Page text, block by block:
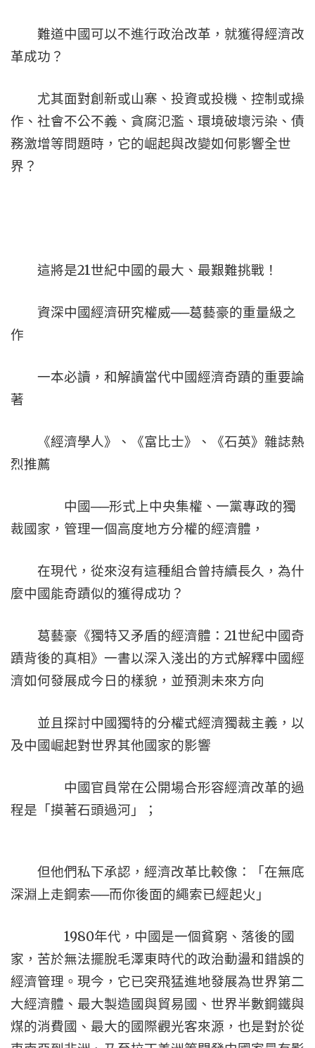
難道中國可以不進行政治改革，就獲得經濟改
革成功？
尤其面對創新或山寨、投資或投機、控制或操
作、社會不公不義、貪腐氾濫、環境破壞污染、債
務激增等問題時，它的崛起與改變如何影響全世
界？
這將是21世紀中國的最大、最艱難挑戰！
資深中國經濟研究權威──葛藝豪的重量級之
作
一本必讀，和解讀當代中國經濟奇蹟的重要論
著
《經濟學人》、《富比士》、《石英》雜誌熱
烈推薦
中國──形式上中央集權、一黨專政的獨
裁國家，管理一個高度地方分權的經濟體，
在現代，從來沒有這種組合曾持續長久，為什
麼中國能奇蹟似的獲得成功？
葛藝豪《獨特又矛盾的經濟體： 21世紀中國奇
蹟背後的真相》一書以深入淺出的方式解釋中國經
濟如何發展成今日的樣貌，並預測未來方向
並且探討中國獨特的分權式經濟獨裁主義，以
及中國崛起對世界其他國家的影響
中國官員常在公開場合形容經濟改革的過
程是「摸著石頭過河」；
但他們私下承認，經濟改革比較像：「在無底
深淵上走鋼索──而你後面的繩索已經起火」
1980年代，中國是一個貧窮、落後的國
家，苦於無法擺脫毛澤東時代的政治動盪和錯誤的
經濟管理。現今，它已突飛猛進地發展為世界第二
大經濟體、最大製造國與貿易國、世界半數鋼鐵與
煤的消費國、最大的國際觀光客來源，也是對於從